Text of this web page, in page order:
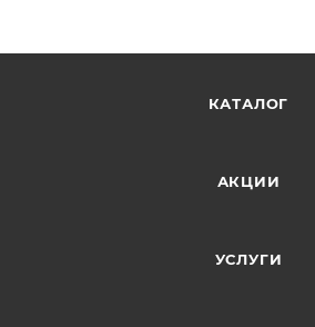
КАТАЛОГ
АКЦИИ
УСЛУГИ